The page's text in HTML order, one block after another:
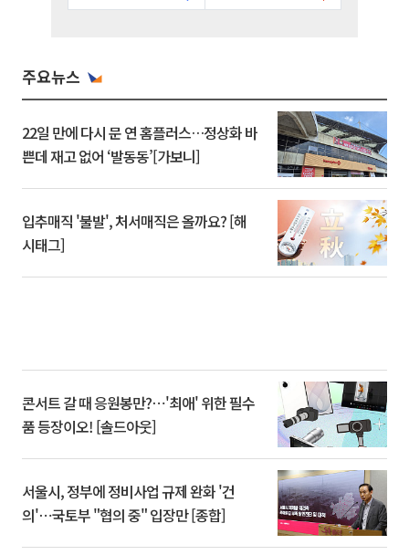
주요뉴스
22일 만에 다시 문 연 홈플러스…정상화 바
쁜데 재고 없어 ‘발동동’[가보니]
입추매직 '불발', 처서매직은 올까요? [해
시태그]
콘서트 갈 때 응원봉만?⋯'최애' 위한 필수
품 등장이오! [솔드아웃]
서울시, 정부에 정비사업 규제 완화 '건
의'⋯국토부 "협의 중" 입장만 [종합]